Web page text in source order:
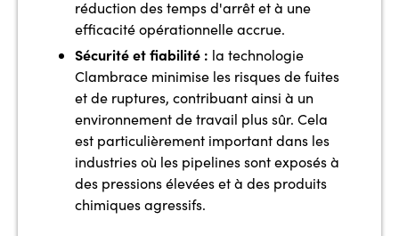
réduction des temps d'arrêt et à une
efficacité opérationnelle accrue.
Sécurité et fiabilité : la technologie
Clambrace minimise les risques de fuites
et de ruptures, contribuant ainsi à un
environnement de travail plus sûr. Cela
est particulièrement important dans les
industries où les pipelines sont exposés à
des pressions élevées et à des produits
chimiques agressifs.